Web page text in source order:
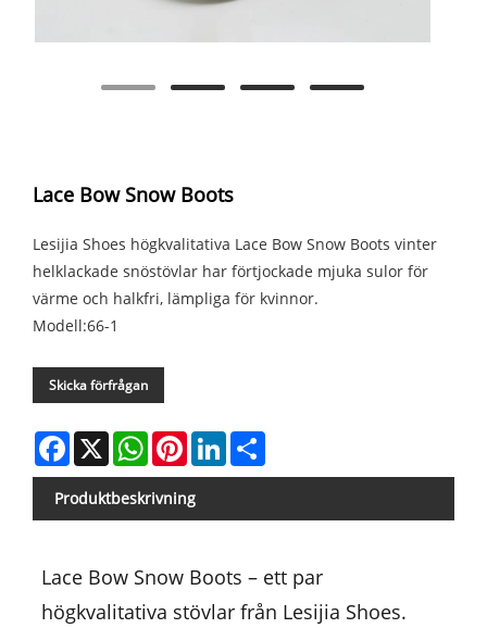
Lace Bow Snow Boots
Lesijia Shoes högkvalitativa Lace Bow Snow Boots vinter
helklackade snöstövlar har förtjockade mjuka sulor för
värme och halkfri, lämpliga för kvinnor.
Modell:66-1
Skicka förfrågan
Facebook
X WhatsAppPinterestLinkedIn
Produktbeskrivning
Lace Bow Snow Boots – ett par
högkvalitativa stövlar från Lesijia Shoes.